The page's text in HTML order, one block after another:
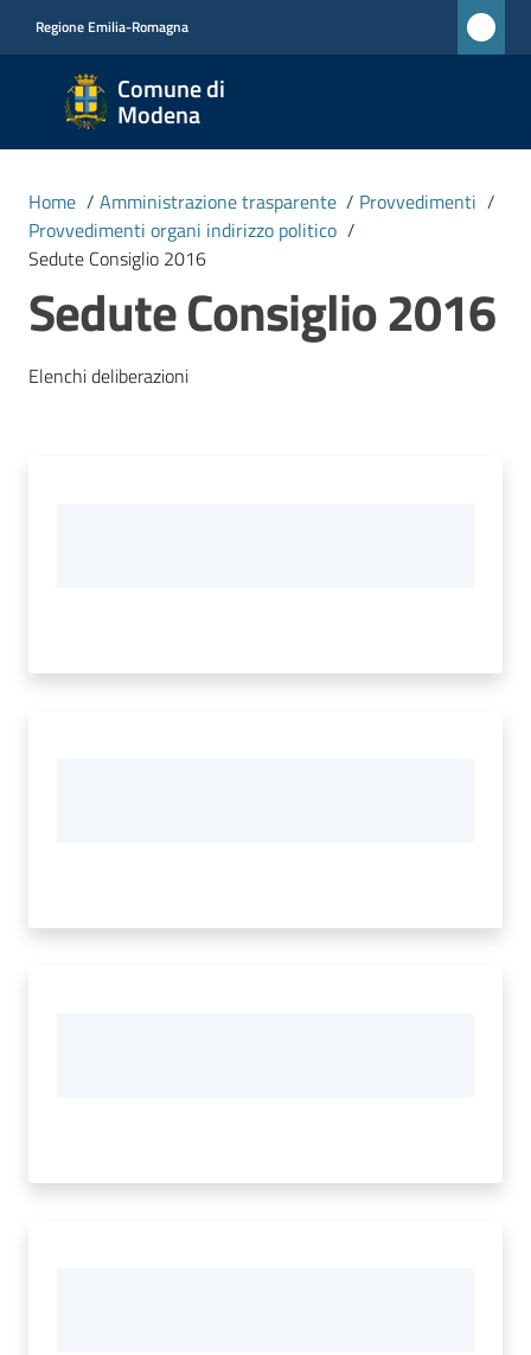
Regione Emilia-Romagna
Comune di
Modena
Comune
di
Modena
CIVICA
MONET
Amministrazione
Menu selezionato
Home / Amministrazione trasparente / Provvedimenti /
Provvedimenti organi indirizzo politico /
Sedute Consiglio 2016
Sedute Consiglio 2016
Elenchi deliberazioni